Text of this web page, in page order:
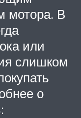
мотора. В
или
слишком
о